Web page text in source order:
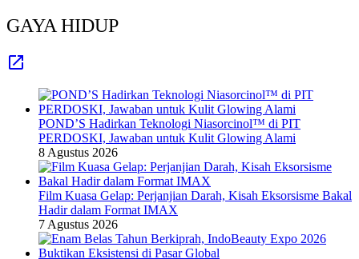
GAYA HIDUP
POND’S Hadirkan Teknologi Niasorcinol™ di PIT
PERDOSKI, Jawaban untuk Kulit Glowing Alami
8 Agustus 2026
Film Kuasa Gelap: Perjanjian Darah, Kisah Eksorsisme Bakal
Hadir dalam Format IMAX
7 Agustus 2026